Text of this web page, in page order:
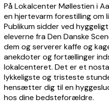
På Lokalcenter Møllestien i
en hjertevarm forestilling om
Publikum sidder ved
eleverne fra Den Danske
dem og serverer kaffe og
anekdoter og fortællinger
lokalcenteret. Det er et
lykkeligste og tristeste
hensætter dig til en
hos dine bedsteforældre.